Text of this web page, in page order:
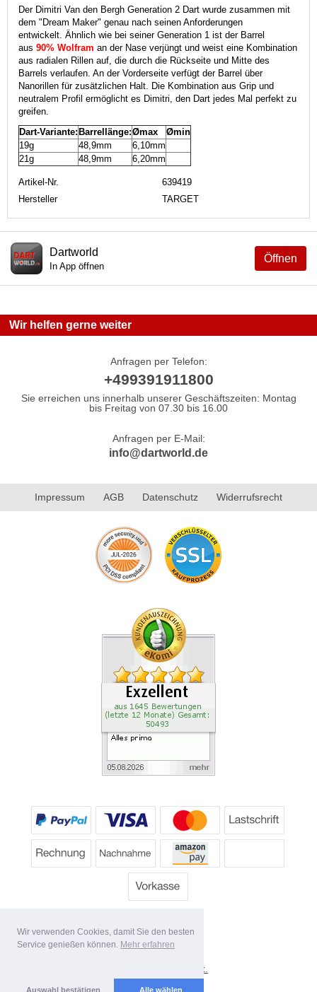
Wir verwenden Cookies, damit Sie den besten
Service genießen können. Mehr erfahren
Auswahl bestätigen Alle wählen
Der Dimitri Van den Bergh Generation 2 Dart wurde zusammen mit
dem "Dream Maker" genau nach seinen Anforderungen
entwickelt. Ähnlich wie bei seiner Generation 1 ist der Barrel
aus 90% Wolfram an der Nase verjüngt und weist eine Kombination
aus radialen Rillen auf, die durch die Rückseite und Mitte des
Barrels verlaufen. An der Vorderseite verfügt der Barrel über
Nanorillen für zusätzlichen Halt. Die Kombination aus Grip und
neutralem Profil ermöglicht es Dimitri, den Dart jedes Mal perfekt zu
greifen.
Dart-Variante:Barrellänge:Ømax
Ømin
19g
48,9mm
6,10mm
21g
48,9mm 6,20mm
Artikel-Nr.
639419
Hersteller
TARGET
Öffnen
Dartworld
In App öffnen
Wir helfen gerne weiter
Anfragen per Telefon:
+499391911800
Sie erreichen uns innerhalb unserer Geschäftszeiten: Montag
bis Freitag von 07.30 bis 16.00
Anfragen per E-Mail:
info@dartworld.de
Impressum AGB Datenschutz Widerrufsrecht
Alle Preise inkl. MwSt.
Lieferbedingungen